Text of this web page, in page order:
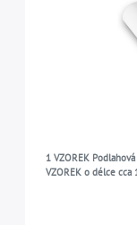
1 VZOREK
VZOREK o délce cca